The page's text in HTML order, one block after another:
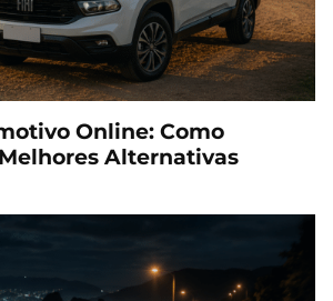
Online: Como
Alternativas